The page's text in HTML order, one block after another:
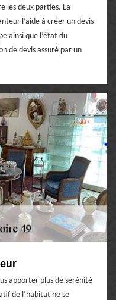
les deux parties. La
l’aide à créer un devis
ainsi que l’état du
de devis assuré par un
apporter plus de sérénité
de l’habitat ne se